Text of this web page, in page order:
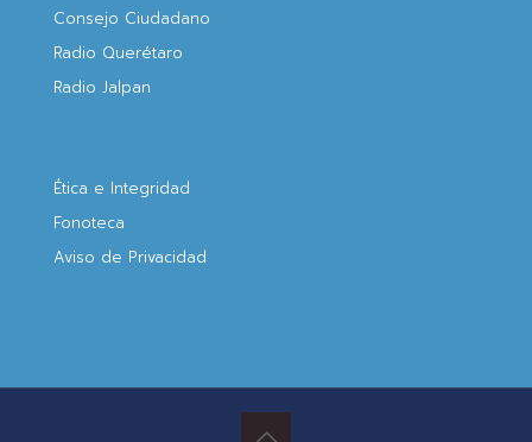
Consejo Ciudadano
Radio Querétaro
Radio Jalpan
Ética e Integridad
Fonoteca
Aviso de Privacidad